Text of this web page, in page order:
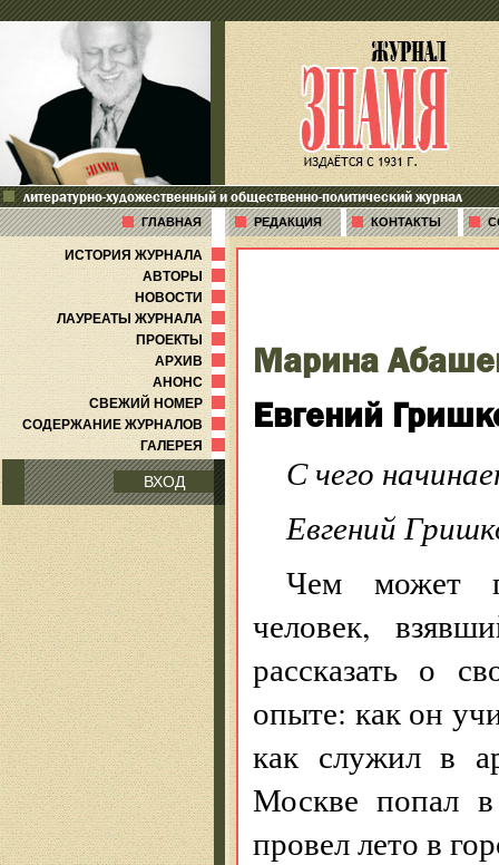
литературно-художественный и общественно-политический журнал
ГЛАВНАЯ РЕДАКЦИЯ КОНТАКТЫ
ИСТОРИЯ ЖУРНАЛА
АВТОРЫ
НОВОСТИ
ЛАУРЕАТЫ ЖУРНАЛА
ПРОЕКТЫ
АРХИВ
АНОНС
СВЕЖИЙ НОМЕР
СОДЕРЖАНИЕ ЖУРНАЛОВ
ГАЛЕРЕЯ
ВХОД
Марина
Евгений
С чего
Евгений
Чем может
человек,
рассказать о
опыте: как он
как служил в
Москве попал
провел лето в